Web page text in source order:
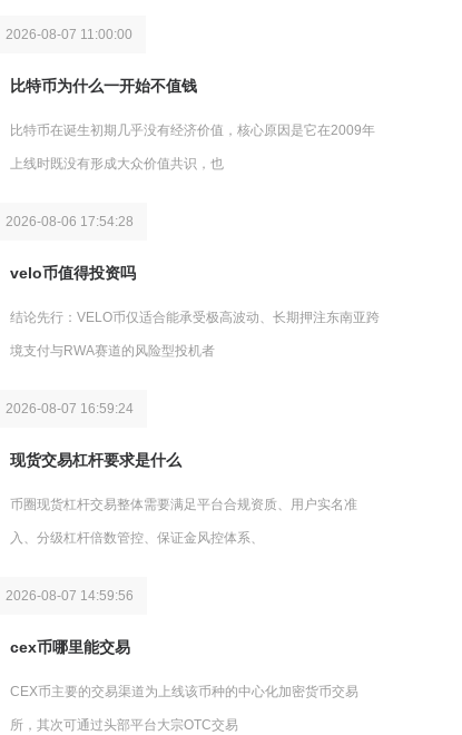
2026-08-07 11:00:00
比特币为什么一开始不值钱
比特币在诞生初期几乎没有经济价值，核心原因是它在2009年
上线时既没有形成大众价值共识，也
2026-08-06 17:54:28
velo币值得投资吗
结论先行：VELO币仅适合能承受极高波动、长期押注东南亚跨
境支付与RWA赛道的风险型投机者
2026-08-07 16:59:24
现货交易杠杆要求是什么
币圈现货杠杆交易整体需要满足平台合规资质、用户实名准
入、分级杠杆倍数管控、保证金风控体系、
2026-08-07 14:59:56
cex币哪里能交易
CEX币主要的交易渠道为上线该币种的中心化加密货币交易
所，其次可通过头部平台大宗OTC交易